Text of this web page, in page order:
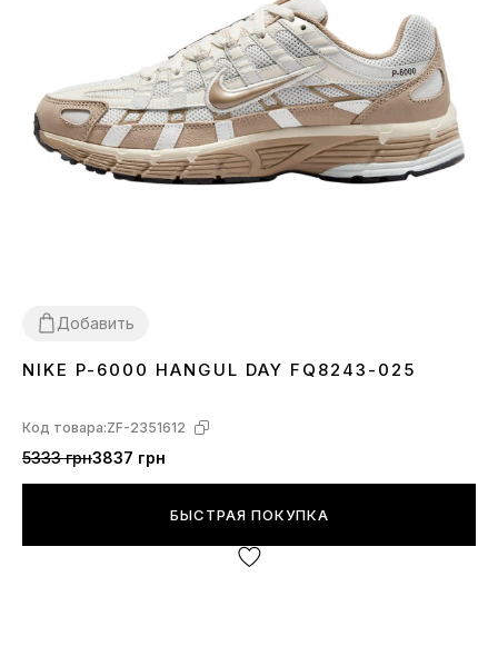
Добавить
3637 38 3940 41 42434445
NIKE P-6000 HANGUL DAY FQ8243-025
Код товара:ZF-2351612
5333 грн3837 грн
БЫСТРАЯ ПОКУПКА